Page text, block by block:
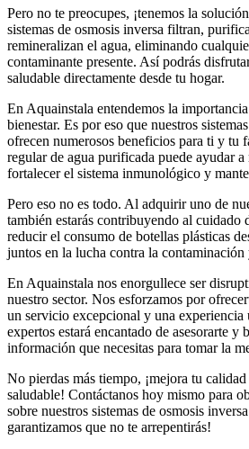
Pero no te preocupes, ¡tenemos la
sistemas de osmosis inversa filtran,
remineralizan el agua, eliminando
contaminante presente. Así podrás
saludable directamente desde tu hogar.
En Aquainstala entendemos la
bienestar. Es por eso que nuestros
ofrecen numerosos beneficios para ti y tu
regular de agua purificada puede ayudar
fortalecer el sistema inmunológico y
Pero eso no es todo. Al adquirir uno de
también estarás contribuyendo al cuidado
reducir el consumo de botellas plásticas
juntos en la lucha contra la
En Aquainstala nos enorgullece ser
nuestro sector. Nos esforzamos por
un servicio excepcional y una
expertos estará encantado de asesorarte y
información que necesitas para tomar la
No pierdas más tiempo, ¡mejora tu
saludable! Contáctanos hoy mismo para
sobre nuestros sistemas de osmosis
garantizamos que no te arrepentirás!